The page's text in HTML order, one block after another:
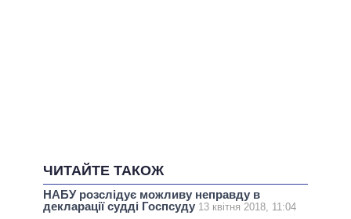
ЧИТАЙТЕ ТАКОЖ
НАБУ розслідує можливу неправду в
декларації судді Госпсуду 13 квітня 2018, 11:04